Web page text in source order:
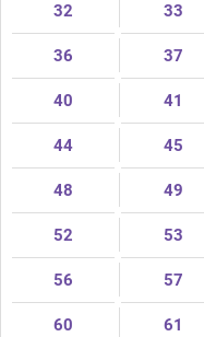
32 33
36 37
40 41
44 45
48 49
52 53
56 57
60 61